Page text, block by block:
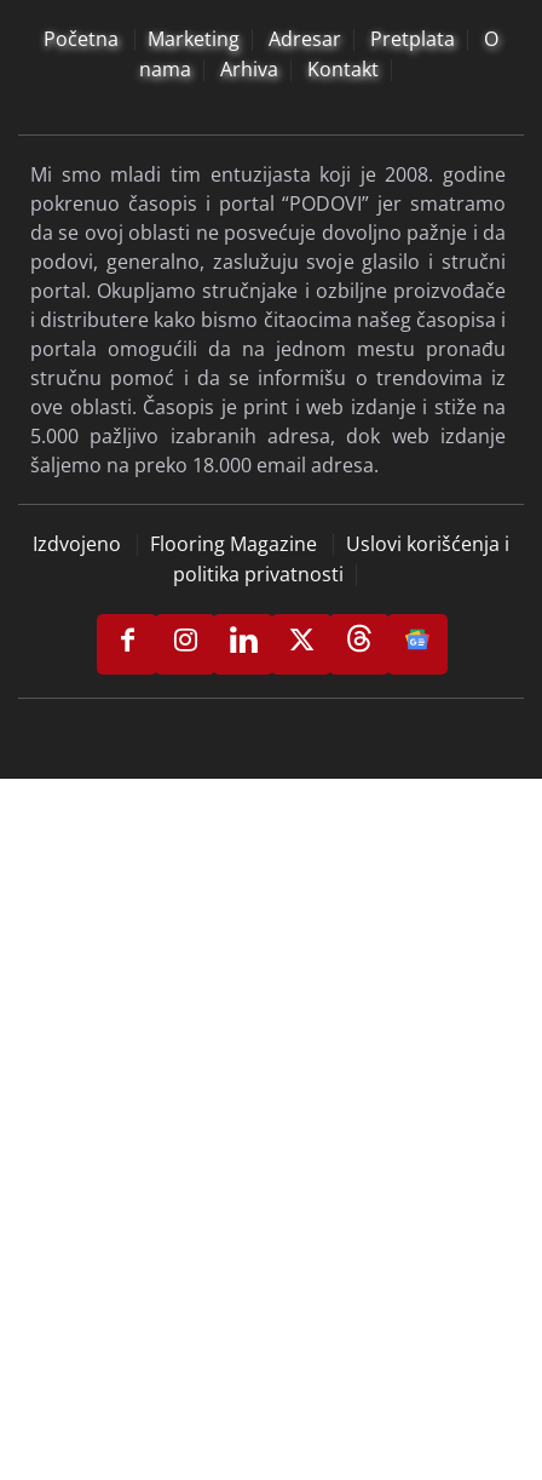
Početna Marketing Adresar Pretplata
O
nama
Arhiva Kontakt
Mi smo mladi tim entuzijasta koji je 2008. godine
pokrenuo časopis i portal “PODOVI” jer smatramo
da se ovoj oblasti ne posvećuje dovoljno pažnje i da
podovi, generalno, zaslužuju svoje glasilo i stručni
portal. Okupljamo stručnjake i ozbiljne proizvođače
i distributere kako bismo čitaocima našeg časopisa i
portala omogućili da na jednom mestu pronađu
stručnu pomoć i da se informišu o trendovima iz
ove oblasti. Časopis je print i web izdanje i stiže na
5.000 pažljivo izabranih adresa, dok web izdanje
šaljemo na preko 18.000 email adresa.
Izdvojeno Flooring Magazine
Uslovi korišćenja i
politika privatnosti